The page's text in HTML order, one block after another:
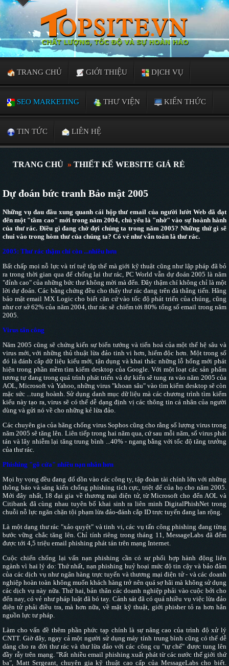
TRANG CHỦ GIỚI THIỆU DỊCH VỤ
SEO MARKETING THƯ VIỆN KIẾN THỨC
TIN TỨC LIÊN HỆ
TRANG CHỦ » THIẾT KẾ WEBSITE GIÁ RẺ
Dự đoán bức tranh Bảo mật 2005
Những vụ đau đầu xung quanh cái hộp thư email của người lướt Web đã đạt
đến một "tầm cao" mới trong năm 2004, chủ yếu là "nhờ" vào sự hoành hành
của thư rác. Điều gì đang chờ đợi chúng ta trong năm 2005? Những thứ gì sẽ
chui vào trong hòm thư của chúng ta? Có vẻ như vẫn toàn là thư rác.
2005: Thư rác thậm chí còn ...nhiều hơn
Bất chấp mọi nỗ lực và trí tuệ tập thể mà giới kỹ thuật cũng như lập pháp đã bỏ
ra trong thời gian qua để chống lại thư rác, PC World vẫn dự đoán 2005 là năm
"đỉnh cao" của những bức thư không mời mà đến. Đây thậm chí không chỉ là một
lời dự đoán. Các bằng chứng đều cho thấy thư rác đang trên đà thẳng tiến. Hãng
bảo mật email MX Logic cho biết căn cứ vào tốc độ phát triển của chúng, cũng
như cơ sở 62% của năm 2004, thư rác sẽ chiếm tới 80% tổng số email trong năm
2005.
Virus tấn công
Năm 2005 cũng sẽ chứng kiến sự biến tướng và tiến hoá của một thế hệ sâu và
virus mới, với những thủ thuật lừa đảo tinh vi hơn, hiểm độc hơn. Một trong số
đó là đánh cắp dữ liệu kiểu mới, tận dụng và khai thác những lỗ hổng mới phát
hiện trong phần mềm tìm kiếm desktop của Google. Với một loạt các sản phẩm
tương tự đang trong quá trình phát triển và dự kiến sẽ tung ra vào năm 2005 của
AOL, Microsoft và Yahoo, những virus "khoan sâu" vào tìm kiếm desktop sẽ còn
mặc sức ...tung hoành. Sử dụng danh mục dữ liệu mà các chương trình tìm kiếm
kiểu này tạo ra, virus sẽ có thể dễ dạng định vị các thông tin cá nhân của người
dùng và gửi nó về cho những kẻ lừa đảo.
Các chuyên gia của hãng chống virus Sophos cũng cho rằng số lượng virus trong
năm 2005 sẽ tăng lên. Liên tiếp trong hai năm qua, cứ sau mỗi năm, số virus phát
tán và lây nhiễm lại tăng trung bình ...40% - ngang bằng với tốc độ tăng trưởng
của thư rác.
Phishing "gõ cửa" nhiều nạn nhân hơn
Mọi hy vọng đều đang đổ dồn vào các công ty, tập đoàn tài chính lớn với những
thông báo và sáng kiến chống phishing tích cực, triệt để của họ cho năm 2005.
Mới đây nhất, 18 đại gia về thương mại điện tử, từ Microsoft cho đến AOL và
Citibank đã cùng nhau tuyên bố khai sinh ra liên minh DigitalPhishNet trong
chuỗi nỗ lực ngăn chặn tội phạm lừa đảo-đánh cắp ID trực tuyến đang lan rộng.
Là một dạng thư rác "xảo quyệt" và tinh vi, các vụ tấn công phishing đang từng
bước vững chắc tăng lên. Chỉ tính riêng trong tháng 11, MessageLabs đã đếm
được tới 4,5 triệu email phishing phát tán trên mạng Internet.
Cuộc chiến chống lại vấn nạn phishing cần có sự phối hợp hành động liên
ngành vì hai lý do: Thứ nhất, nạn phishing huỷ hoại mức độ tin cậy và bảo đảm
của các dịch vụ như ngân hàng trực tuyến và thương mại điện tử - và các doanh
nghiệp hoàn toàn không muốn khách hàng trở nên quá sợ hãi mà không sử dụng
các dịch vụ này nữa. Thứ hai, bản thân các doanh nghiệp phải vào cuộc bởi cho
đến nay, có vẻ như pháp luật đã bó tay. Cảnh sát đã có quá nhiều vụ việc lừa đảo
điện tử phải điều tra, mà hơn nữa, về mặt kỹ thuật, giới phisher tỏ ra hơn hẳn
nguồn lực tư pháp.
Làm cho vấn đề thêm phần phức tạp chính là sự nâng cao của trình độ xử lý
CNTT. Giờ đây, ngay cả một người sử dụng máy tính trung bình cũng có thể dễ
dàng cho ra đời thư rác và thư lừa đảo với các công cụ "tự chế" được tung lên
đầy rẫy trên mạng. "Rất nhiều email phishing xuất phát từ các nước thế giới thứ
ba", Matt Sergeant, chuyên gia kỹ thuật cao cấp của MessageLabs cho biết.